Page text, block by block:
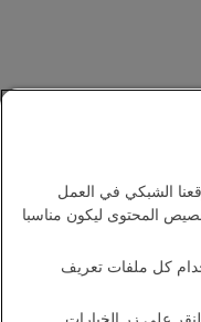
الشبكي في العمل
المحتوى ليكون مناسبا
كل ملفات تعريف
على زر الخيارات